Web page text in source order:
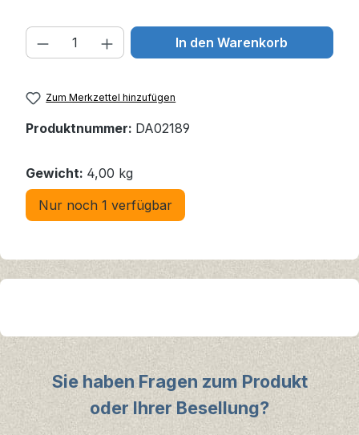
Produkt Anzahl: Gib den
In den Warenkorb
Zum Merkzettel hinzufügen
Produktnummer: DA02189
Gewicht: 4,00 kg
Nur noch 1 verfügbar
Sie haben Fragen zum Produkt
oder Ihrer Besellung?